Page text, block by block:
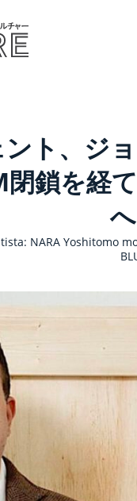
ト、ジ
閉鎖を
へ
NARA Yoshitomo